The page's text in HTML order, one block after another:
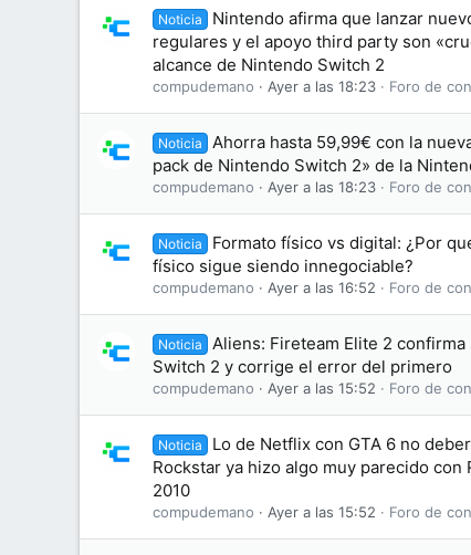
Noticia
Nintendo afirma que lanzar
regulares y el apoyo third party son
alcance de Nintendo Switch 2
compudemano Ayer a las 18:23 Foro de
Noticia
Ahorra hasta 59,99€ con la
pack de Nintendo Switch 2» de la
compudemano Ayer a las 18:23 Foro de
Noticia
Formato físico vs digital: ¿Por
físico sigue siendo innegociable?
compudemano Ayer a las 16:52 Foro de
Noticia
Aliens: Fireteam Elite 2
Switch 2 y corrige el error del primero
compudemano Ayer a las 15:52 Foro de
Noticia
Lo de Netflix con GTA 6 no
Rockstar ya hizo algo muy parecido con
2010
compudemano Ayer a las 15:52 Foro de